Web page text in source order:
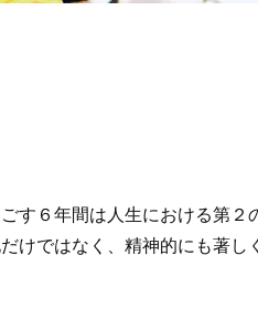
す６年間は人生における第
けではなく、精神的にも著